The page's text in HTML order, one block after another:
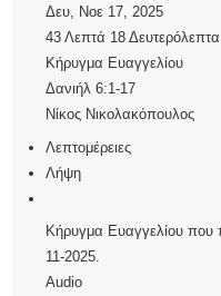
Δευ, Νοε 17, 2025
43 Λεπτά 18 Δευτερόλεπτα
Κήρυγμα Ευαγγελίου
Δανιήλ 6:1-17
Νίκος Νικολακόπουλος
Λεπτομέρειες
Λήψη
Κήρυγμα Ευαγγελίου που
11-2025.
Audio